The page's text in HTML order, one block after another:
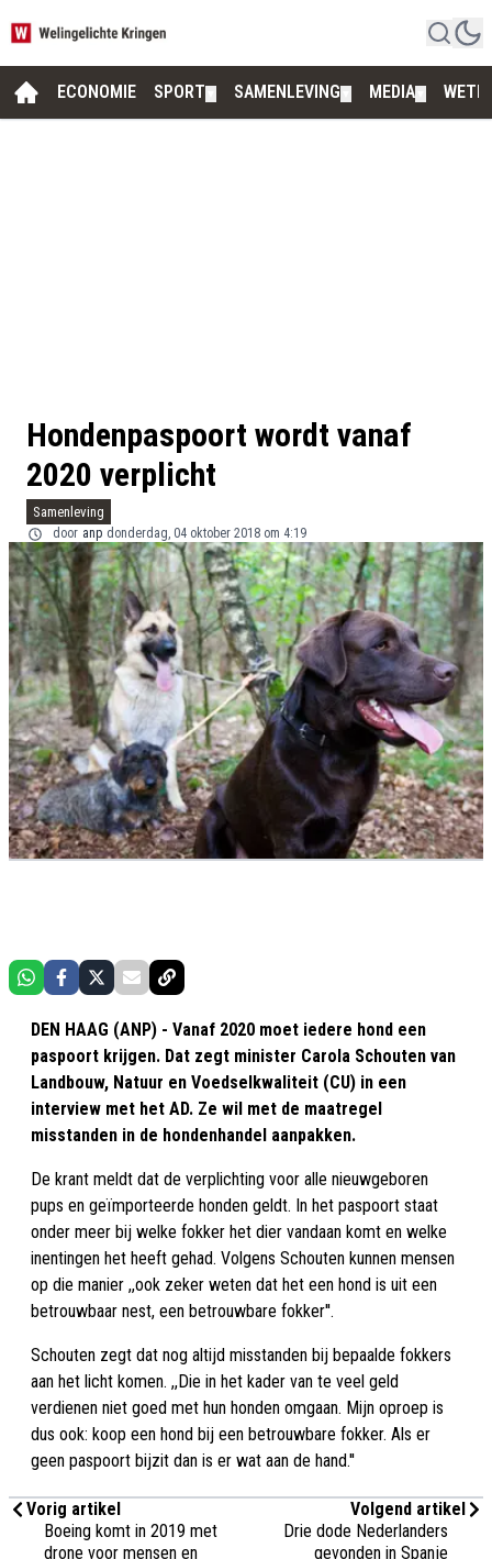
ECONOMIE SPORT SAMENLEVING MEDIA
Hondenpaspoort wordt vanaf
2020 verplicht
Samenleving
door anp donderdag, 04 oktober 2018 om 4:19
DEN HAAG (ANP) - Vanaf 2020 moet iedere hond een
paspoort krijgen. Dat zegt minister Carola Schouten van
Landbouw, Natuur en Voedselkwaliteit (CU) in een
interview met het AD. Ze wil met de maatregel
misstanden in de hondenhandel aanpakken.
De krant meldt dat de verplichting voor alle nieuwgeboren
pups en geïmporteerde honden geldt. In het paspoort staat
onder meer bij welke fokker het dier vandaan komt en welke
inentingen het heeft gehad. Volgens Schouten kunnen mensen
op die manier ,,ook zeker weten dat het een hond is uit een
betrouwbaar nest, een betrouwbare fokker''.
Schouten zegt dat nog altijd misstanden bij bepaalde fokkers
aan het licht komen. ,,Die in het kader van te veel geld
verdienen niet goed met hun honden omgaan. Mijn oproep is
dus ook: koop een hond bij een betrouwbare fokker. Als er
geen paspoort bijzit dan is er wat aan de hand.''
Vorig artikel
Boeing komt in 2019 met
drone voor mensen en
Volgend artikel
Drie dode Nederlanders
gevonden in Spanje